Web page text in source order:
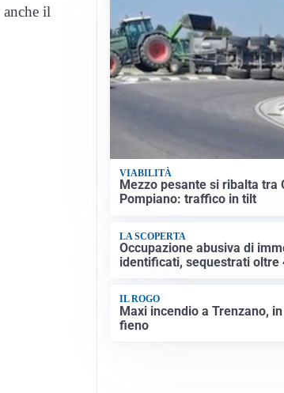
anche il
VIABILITÀ
Mezzo pesante si ribalta tra
Pompiano: traffico in tilt
LA SCOPERTA
Occupazione abusiva di
identificati, sequestrati oltre
IL ROGO
Maxi incendio a Trenzano,
fieno